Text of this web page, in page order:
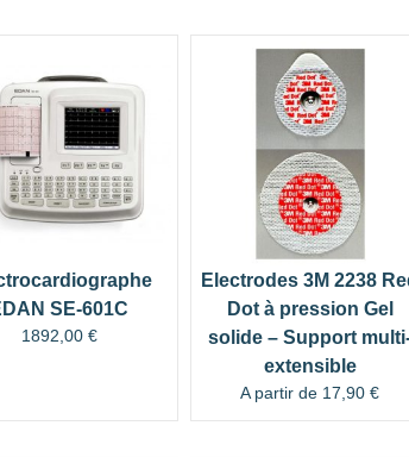
SE-601C
1892,00 €
Electrodes 3M 2238
Dot à pression Gel
solide – Support
extensible
A partir de 17,90€